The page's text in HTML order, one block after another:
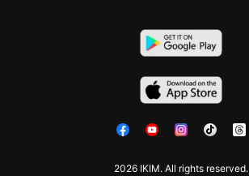
2026 IKIM. All rights reserved.